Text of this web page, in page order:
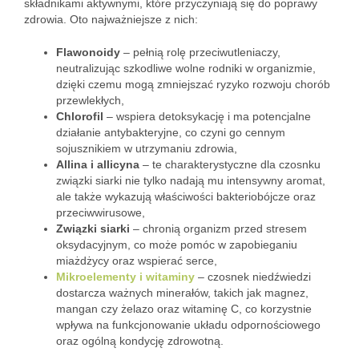
składnikami aktywnymi, które przyczyniają się do poprawy
zdrowia. Oto najważniejsze z nich:
Flawonoidy – pełnią rolę przeciwutleniaczy,
neutralizując szkodliwe wolne rodniki w organizmie,
dzięki czemu mogą zmniejszać ryzyko rozwoju chorób
przewlekłych,
Chlorofil – wspiera detoksykację i ma potencjalne
działanie antybakteryjne, co czyni go cennym
sojusznikiem w utrzymaniu zdrowia,
Allina i allicyna – te charakterystyczne dla czosnku
związki siarki nie tylko nadają mu intensywny aromat,
ale także wykazują właściwości bakteriobójcze oraz
przeciwwirusowe,
Związki siarki – chronią organizm przed stresem
oksydacyjnym, co może pomóc w zapobieganiu
miażdżycy oraz wspierać serce,
Mikroelementy i witaminy – czosnek niedźwiedzi
dostarcza ważnych minerałów, takich jak magnez,
mangan czy żelazo oraz witaminę C, co korzystnie
wpływa na funkcjonowanie układu odpornościowego
oraz ogólną kondycję zdrowotną.